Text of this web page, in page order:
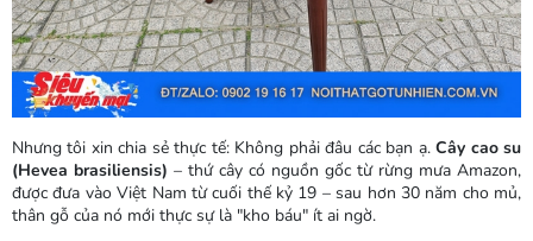
Nhưng tôi xin chia sẻ thực tế: Không phải đâu các bạn ạ.Cây cao su
(Hevea brasiliensis) – thứ cây có nguồn gốc từ rừng mưa Amazon,
được đưa vào Việt Nam từ cuối thế kỷ 19 – sau hơn 30 năm cho mủ,
thân gỗ của nó mới thực sự là "kho báu" ít ai ngờ.